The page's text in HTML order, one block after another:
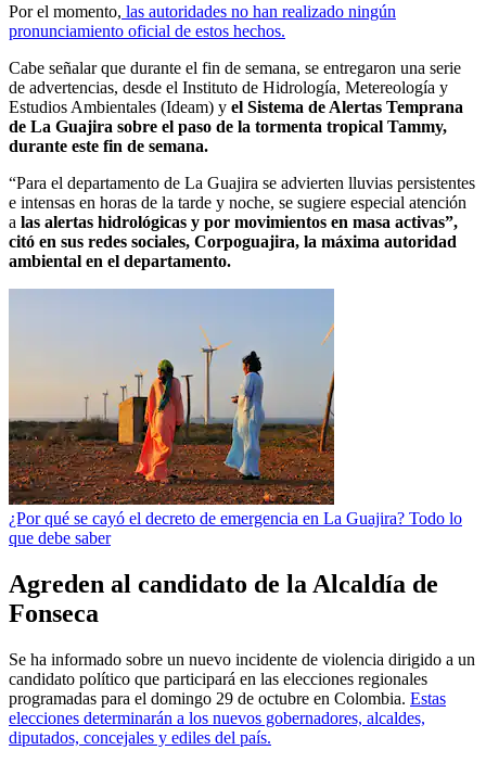
Por el momento, las autoridades no han realizado ningún
pronunciamiento oficial de estos hechos.
Cabe señalar que durante el fin de semana, se entregaron una serie
de advertencias, desde el Instituto de Hidrología, Metereología y
Estudios Ambientales (Ideam) y el Sistema de Alertas Temprana
de La Guajira sobre el paso de la tormenta tropical Tammy,
durante este fin de semana.
“Para el departamento de La Guajira se advierten lluvias persistentes
e intensas en horas de la tarde y noche, se sugiere especial atención
a las alertas hidrológicas y por movimientos en masa activas”,
citó en sus redes sociales, Corpoguajira, la máxima autoridad
ambiental en el departamento.
¿Por qué se cayó el decreto de emergencia en La Guajira? Todo lo
que debe saber
Agreden al candidato de la Alcaldía de
Fonseca
Se ha informado sobre un nuevo incidente de violencia dirigido a un
candidato político que participará en las elecciones regionales
programadas para el domingo 29 de octubre en Colombia. Estas
elecciones determinarán a los nuevos gobernadores, alcaldes,
diputados, concejales y ediles del país.